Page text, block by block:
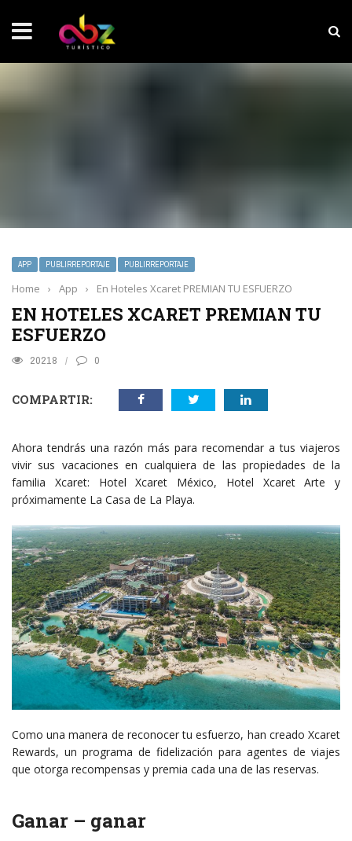
NOTICIAS SOBRESALIENTES
APP PUBLIRREPORTAJE PUBLIRREPORTAJE
Home › App › En Hoteles Xcaret PREMIAN TU ESFUERZO
EN HOTELES XCARET PREMIAN TU
ESFUERZO
20218 0
COMPARTIR:
Ahora tendrás una razón más para recomendar a tus viajeros
vivir sus vacaciones en cualquiera de las propiedades de la
familia Xcaret: Hotel Xcaret México, Hotel Xcaret Arte y
próximamente La Casa de La Playa.
Como una manera de reconocer tu esfuerzo, han creado Xcaret
Rewards, un programa de fidelización para agentes de viajes
que otorga recompensas y premia cada una de las reservas.
Ganar – ganar